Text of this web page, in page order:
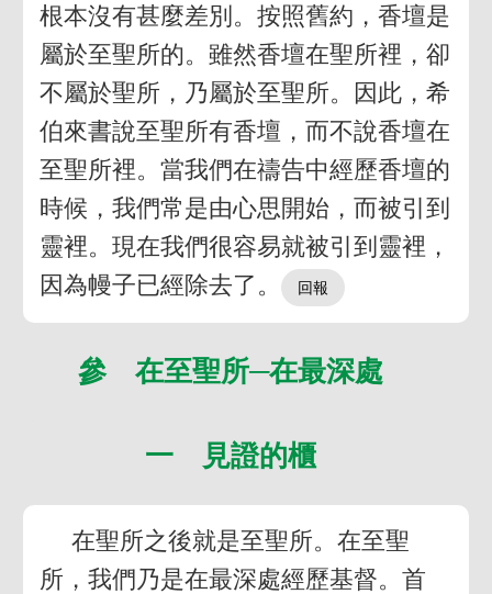
根本沒有甚麼差別。按照舊約，香壇是
屬於至聖所的。雖然香壇在聖所裡，卻
不屬於聖所，乃屬於至聖所。因此，希
伯來書說至聖所有香壇，而不說香壇在
至聖所裡。當我們在禱告中經歷香壇的
時候，我們常是由心思開始，而被引到
靈裡。現在我們很容易就被引到靈裡，
因為幔子已經除去了。
參 在至聖所─在最深處
一 見證的櫃
在聖所之後就是至聖所。在至聖
所，我們乃是在最深處經歷基督。首